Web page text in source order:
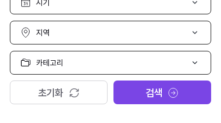
선
택
지
선
택
카
고
리
택
초기화 검색